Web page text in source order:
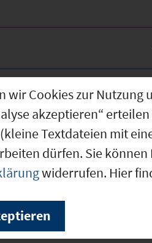
Cookies zur Nutzung
akzeptieren“
Textdateien mit
dürfen. Sie
widerrufen. Hier